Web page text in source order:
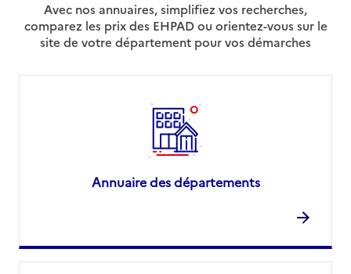
Avec nos annuaires, simplifiez vos recherches,
comparez les prix des EHPAD ou orientez-vous sur le
site de votre département pour vos démarches
Annuaire des départements